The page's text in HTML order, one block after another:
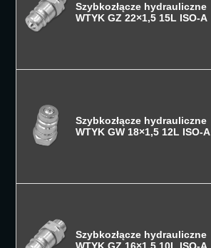
Szybkozłącze hydrauliczne
WTYK GZ 22×1,5 15L ISO-A
Szybkozłącze hydrauliczne
WTYK GW 18×1,5 12L ISO-A
Szybkozłącze hydrauliczne